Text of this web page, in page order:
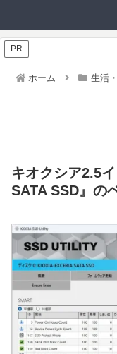
PR
ホーム 生活
キオクシア2.5
SATA SSD』の